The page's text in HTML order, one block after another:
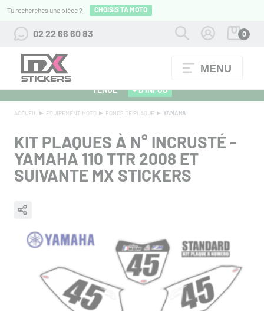
Tu recherches une pièce ? CHOISIS TA MOTO
02 22 66 60 83 0
MENU
ALPINESTARS 27 : FLOCAGE OFFERT POUR L'ACHAT D'UNE
TENUE
+ D'INFOS
ACCUEIL EQUIPEMENT MOTO FONDS DE PLAQUE YAMAHA
KIT PLAQUES À N° INCRUSTÉ -
YAMAHA 110 TTR 2008 ET
SUIVANTE MX STICKERS